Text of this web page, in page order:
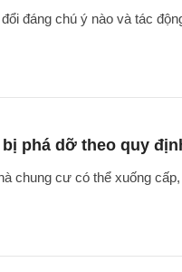
đáng chú ý nào và tác
phá dỡ theo quy
chung cư có thể xuống